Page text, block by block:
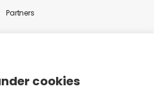
Partners
Ekoappen
cookies